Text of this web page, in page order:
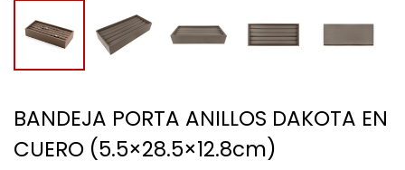
BANDEJA PORTA ANILLOS DAKOTA EN
CUERO (5.5×28.5×12.8cm)